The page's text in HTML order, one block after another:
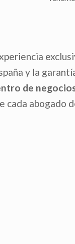
y la
de
cada abogado